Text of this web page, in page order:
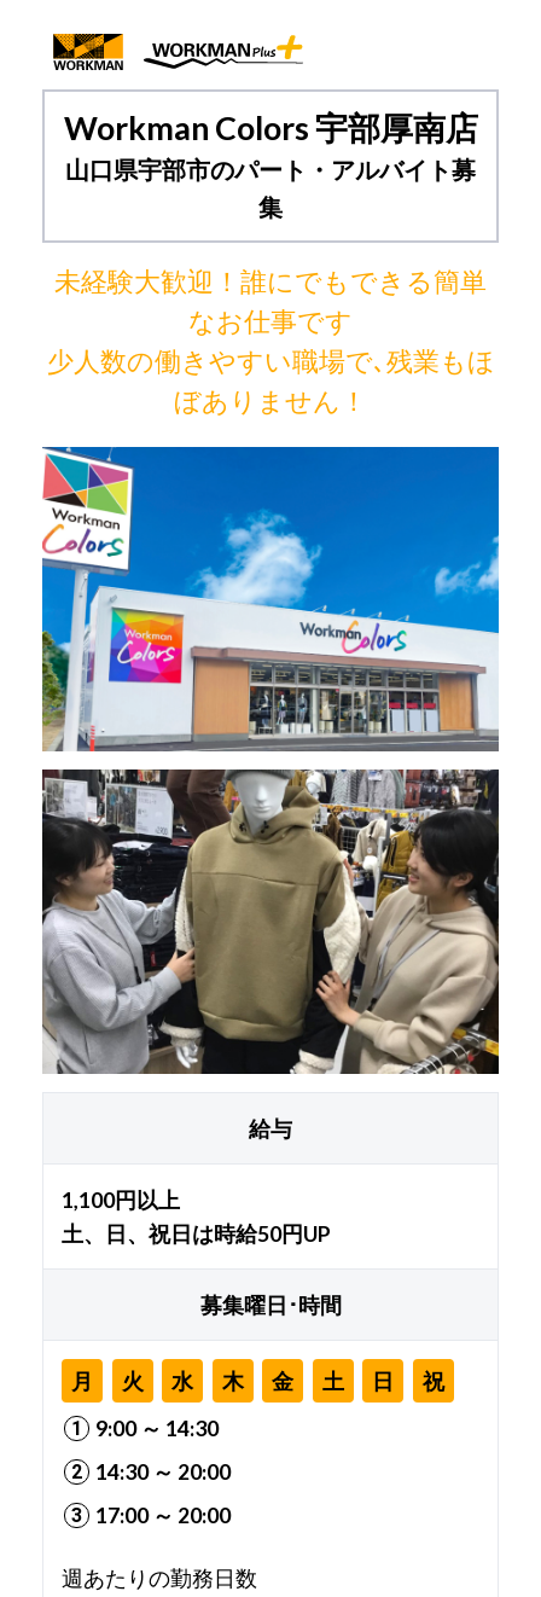
Workman Colors 宇部厚南店
山口県宇部市のパート・アルバイト募
集
未経験大歓迎！誰にでもできる簡単
なお仕事です
少人数の働きやすい職場で､残業もほ
ぼありません！
給与
1,100円以上
土、日、祝日は時給50円UP
募集曜日･時間
月 火 水 木 金 土 日
祝
9:00 ～ 14:30
14:30 ～ 20:00
17:00 ～ 20:00
週あたりの勤務日数